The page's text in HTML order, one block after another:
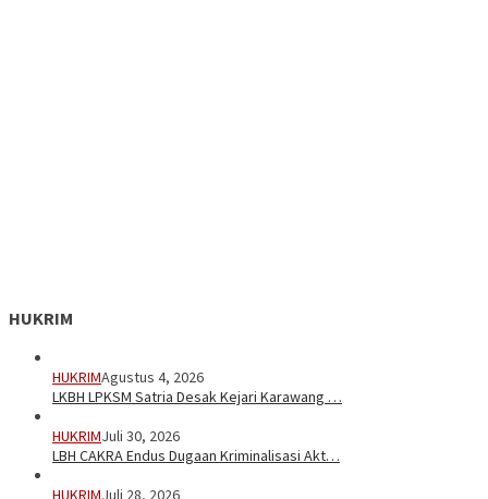
HUKRIM
HUKRIMAgustus 4, 2026
LKBH LPKSM Satria Desak Kejari Karawang …
HUKRIMJuli 30, 2026
LBH CAKRA Endus Dugaan Kriminalisasi Akt…
HUKRIMJuli 28, 2026